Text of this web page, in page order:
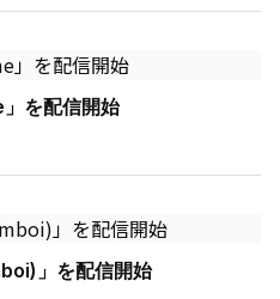
を配信開始
」を配信開始